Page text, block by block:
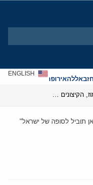
חזבאללהאירופהאנטישמיות
ENGLISH
תוביל לסופה של ישראל"